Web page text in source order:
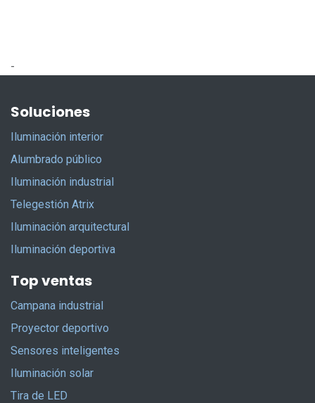
-
Soluciones
Iluminación interior
Alumbrado público
Iluminación industrial
Telegestión Atrix
Iluminación arquitectural
Iluminación deportiva
Top ventas
Campana industrial
Proyector deportivo
Sensores inteligentes
Iluminación solar
Tira de LED